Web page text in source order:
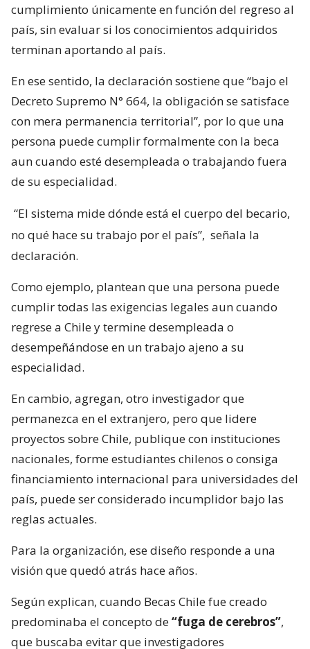
cumplimiento únicamente en función del regreso al
país, sin evaluar si los conocimientos adquiridos
terminan aportando al país.
En ese sentido, la declaración sostiene que “bajo el
Decreto Supremo N° 664, la obligación se satisface
con mera permanencia territorial”, por lo que una
persona puede cumplir formalmente con la beca
aun cuando esté desempleada o trabajando fuera
de su especialidad.
“El sistema mide dónde está el cuerpo del becario,
no qué hace su trabajo por el país”, señala la
declaración.
Como ejemplo, plantean que una persona puede
cumplir todas las exigencias legales aun cuando
regrese a Chile y termine desempleada o
desempeñándose en un trabajo ajeno a su
especialidad.
En cambio, agregan, otro investigador que
permanezca en el extranjero, pero que lidere
proyectos sobre Chile, publique con instituciones
nacionales, forme estudiantes chilenos o consiga
financiamiento internacional para universidades del
país, puede ser considerado incumplidor bajo las
reglas actuales.
Para la organización, ese diseño responde a una
visión que quedó atrás hace años.
Según explican, cuando Becas Chile fue creado
predominaba el concepto de“fuga de cerebros”,
que buscaba evitar que investigadores